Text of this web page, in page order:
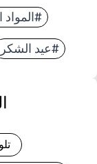
#المواد
#عيد الشكر